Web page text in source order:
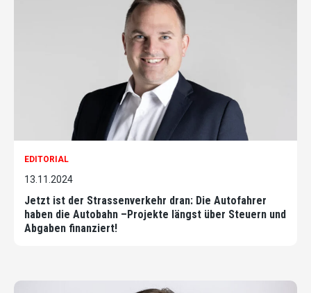
EDITORIAL
13.11.2024
Jetzt ist der Strassenverkehr dran: Die Autofahrer
haben die Autobahn –Projekte längst über Steuern und
Abgaben finanziert!